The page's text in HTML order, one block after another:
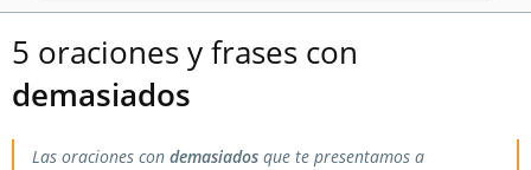
5 oraciones y frases con
demasiados
Las oraciones con demasiados que te presentamos a